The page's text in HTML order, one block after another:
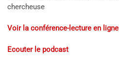
chercheuse
Voir la conférence-lecture en ligne
Ecouter le podcast